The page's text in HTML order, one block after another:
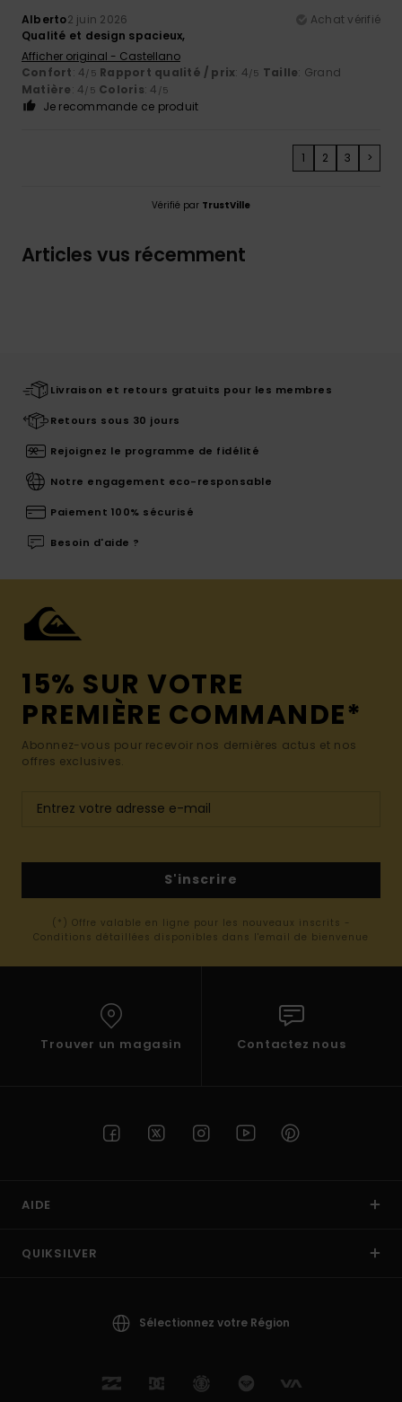
Alberto2 juin 2026
Achat vérifié
Qualité et design spacieux,
Afficher original - Castellano
Confort: 4/5 Rapport qualité / prix: 4/5 Taille: Grand
Matière: 4/5 Coloris: 4 /5
Je recommande ce produit
1 2 3 >
Vérifié par TrustVille
Articles vus récemment
Livraison et retours gratuits pour les membres
Retours sous 30 jours
Rejoignez le programme de fidélité
Notre engagement eco-responsable
Paiement 100% sécurisé
Besoin d'aide ?
15% SUR VOTRE
PREMIÈRE COMMANDE*
Abonnez-vous pour recevoir nos dernières actus et nos
offres exclusives.
S'inscrire
(*) Offre valable en ligne pour les nouveaux inscrits -
Conditions détaillées disponibles dans l'email de bienvenue
Trouver un magasin Contactez nous
AIDE
QUIKSILVER
Sélectionnez votre Région